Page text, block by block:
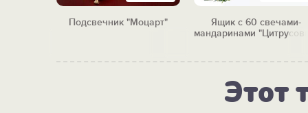
Подсвечник "Моцарт"
Ящик с 60 свечами-
мандаринами
Этот